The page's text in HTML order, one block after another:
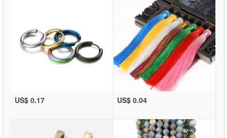
US$ 0.17 US$ 0.04